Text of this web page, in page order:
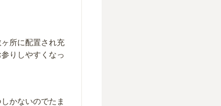
所に配置され充
りしやすくなっ
かないのでたま